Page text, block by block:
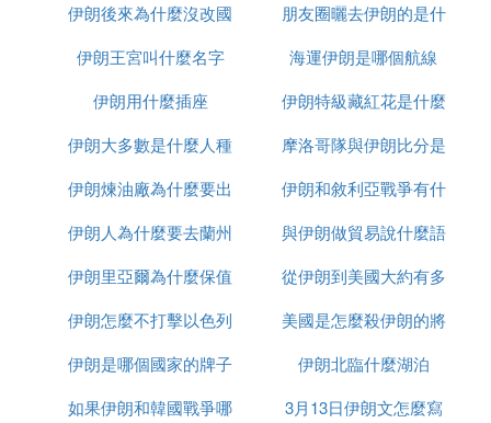
鉛、硼、重晶石、大理石等礦產資源。
目前，伊朗已對56種礦產進行了開采，年礦產量達到
的1.2%。
③ 伊朗是哪裡的國家
伊朗是位於亞洲西南部的伊斯蘭共和制國家。
地理位置：北部與亞塞拜然、土庫曼以及亞美尼
汗及巴基斯坦相鄰，西部與伊拉克及土耳其相
鄰。它素有「歐亞陸橋」和「東西方空中走廊」
之稱，是連接中東、中亞、南亞和歐洲的樞紐，
還扼守全球石油運輸要道霍爾木茲海峽。
伊朗後來為什麼沒改國
名
朋友圈曬去伊朗的是什
麼梗
伊朗王宮叫什麼名字
海運伊朗是哪個航線
伊朗用什麼插座
伊朗特級藏紅花是什麼
伊朗大多數是什麼人種
摩洛哥隊與伊朗比分是
多少
伊朗煉油廠為什麼要出
售
伊朗和敘利亞戰爭有什
麼區別
伊朗人為什麼要去蘭州
與伊朗做貿易說什麼語
種
伊朗里亞爾為什麼保值
從伊朗到美國大約有多
少千米
伊朗怎麼不打擊以色列
美國是怎麼殺伊朗的將
軍的
伊朗是哪個國家的牌子
伊朗北臨什麼湖泊
如果伊朗和韓國戰爭哪
3月13日伊朗文怎麼寫